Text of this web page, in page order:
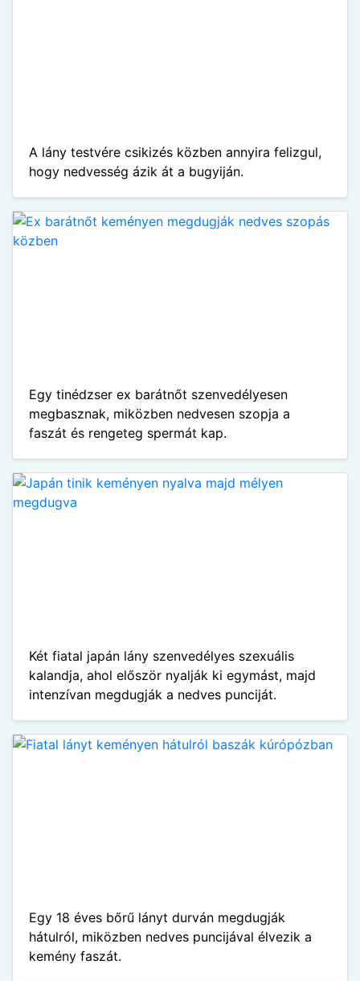
A lány testvére csikizés közben annyira felizgul,
hogy nedvesség ázik át a bugyiján.
Egy tinédzser ex barátnőt szenvedélyesen
megbasznak, miközben nedvesen szopja a
faszát és rengeteg spermát kap.
Két fiatal japán lány szenvedélyes szexuális
kalandja, ahol először nyalják ki egymást, majd
intenzívan megdugják a nedves punciját.
Egy 18 éves bőrű lányt durván megdugják
hátulról, miközben nedves puncijával élvezik a
kemény faszát.